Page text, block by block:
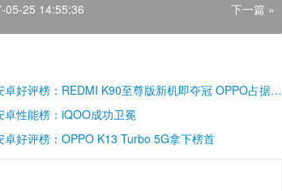
05-25 14:55:36 下一篇 »
卓好评榜：REDMI K90至尊版新机即夺冠 OPPO占据半
卓性能榜：iQOO成功卫冕
卓好评榜：OPPO K13 Turbo 5G拿下榜首